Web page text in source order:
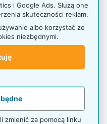
i Google Ads. Służą one
skuteczności reklam.
albo korzystać ze
niezbędnymi.
zmienić za pomocą linku